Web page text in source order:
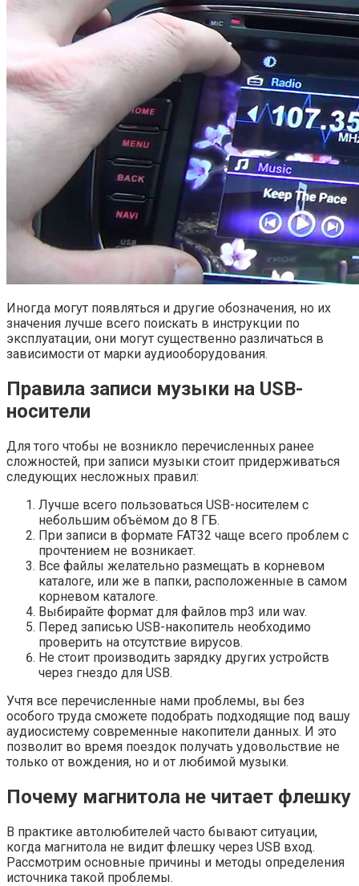
Иногда могут появляться и другие обозначения, но их
значения лучше всего поискать в инструкции по
эксплуатации, они могут существенно различаться в
зависимости от марки аудиооборудования.
Правила записи музыки на USB-
носители
Для того чтобы не возникло перечисленных ранее
сложностей, при записи музыки стоит придерживаться
следующих несложных правил:
Лучше всего пользоваться USB-носителем с
небольшим объёмом до 8 ГБ.
При записи в формате FAT32 чаще всего проблем с
прочтением не возникает.
Все файлы желательно размещать в корневом
каталоге, или же в папки, расположенные в самом
корневом каталоге.
Выбирайте формат для файлов mp3 или wav.
Перед записью USB-накопитель необходимо
проверить на отсутствие вирусов.
Не стоит производить зарядку других устройств
через гнездо для USB.
Учтя все перечисленные нами проблемы, вы без
особого труда сможете подобрать подходящие под вашу
аудиосистему современные накопители данных. И это
позволит во время поездок получать удовольствие не
только от вождения, но и от любимой музыки.
Почему магнитола не читает флешку
В практике автолюбителей часто бывают ситуации,
когда магнитола не видит флешку через USB вход.
Рассмотрим основные причины и методы определения
источника такой проблемы.